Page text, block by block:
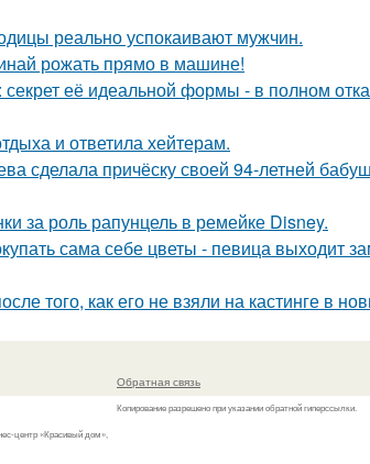
реально успокаивают мужчин.
рожать прямо в машине!
её идеальной формы - в полном
и ответила хейтерам.
сделала причёску своей 94-летней
за роль рапунцель в ремейке Disney.
сама себе цветы - певица выходит
того, как его не взяли на кастинге в
центр «Красивый дом»,
Обратная связь
Копирование разрешено при указании обратной гиперссылки.